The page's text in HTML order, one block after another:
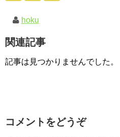
hoku
関連記事
記事は見つかりませんでした。
コメントをどうぞ